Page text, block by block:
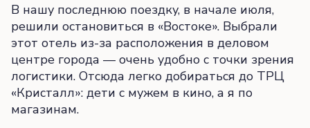
В нашу последнюю поездку, в начале июля,
решили остановиться в «Востоке». Выбрали
этот отель из-за расположения в деловом
центре города — очень удобно с точки зрения
логистики. Отсюда легко добираться до ТРЦ
«Кристалл»: дети с мужем в кино, а я по
магазинам.